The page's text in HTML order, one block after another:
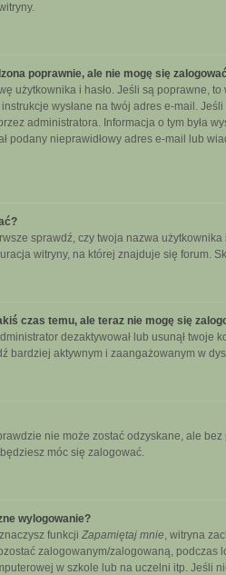
poprawnie, ale nie mogę się
użytkownika i hasło. Jeśli są poprawne,
wysłane na twój adres e-mail.
administratora. Informacja o tym była
podany nieprawidłowy adres e-mail lub
sprawdź, czy twoja nazwa
witryny, na której znajduje się forum.
czas temu, ale teraz nie mogę się
dezaktywował lub usunął twoje
bardziej aktywnym i zaangażowanym w
nie może zostać odzyskane, ale
móc się zalogować.
wylogowanie?
funkcji Zapamiętaj mnie, witryna
zalogowanym/zalogowaną, podczas
w szkole lub na uczelni itp. Jeśli